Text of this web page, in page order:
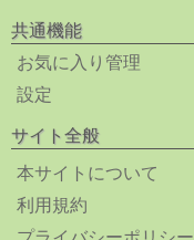
共通機能
お気に入り管理
設定
サイト全般
本サイトについて
利用規約